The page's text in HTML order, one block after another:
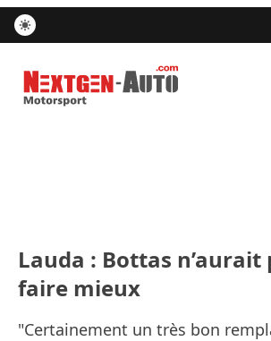
Nextgen-Auto.com
Lauda : Bottas n’aurait
faire mieux
"Certainement un très bon